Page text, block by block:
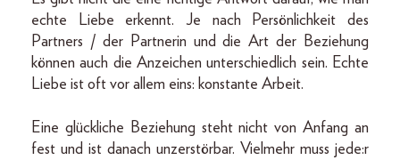
echte Liebe erkennt. Je nach Persönlichkeit des
Partners / der Partnerin und die Art der Beziehung
können auch die Anzeichen unterschiedlich sein. Echte
Liebe ist oft vor allem eins: konstante Arbeit.
Eine glückliche Beziehung steht nicht von Anfang an
fest und ist danach unzerstörbar. Vielmehr muss jede:r